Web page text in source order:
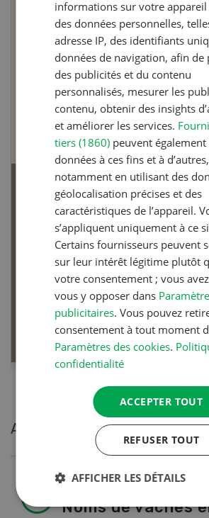
Articles biologiques
Dossier Articles biologiques
EN SAVOIR PLUS
Articles les plus lues
Production animale
Noms de vaches
informations sur votre
des données personnelles,
adresse IP, des identifiants
données de navigation, afin de
des publicités et du contenu
personnalisés, mesurer les
contenu, obtenir des insights
et améliorer les services.
tiers (1860) peuvent
données à ces fins et à d’autres,
notamment en utilisant des
géolocalisation précises et des
caractéristiques de l’appareil.
s’appliquent uniquement à ce
Certains fournisseurs peuvent
sur leur intérêt légitime plutôt
votre consentement ; vous
vous y opposer dans
publicitaires. Vous pouvez
consentement à tout moment
Paramètres des cookies.
confidentialité
ACCEPTER TOUT
REFUSER TOUT
AFFICHER LES DÉTAILS